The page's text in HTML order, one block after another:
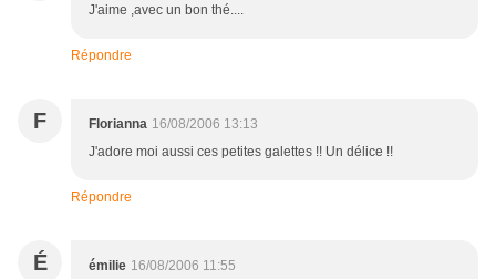
J'aime ,avec un bon thé....
Répondre
F Florianna 16/08/2006 13:13
J'adore moi aussi ces petites galettes !! Un délice !!
Répondre
É émilie 16/08/2006 11:55